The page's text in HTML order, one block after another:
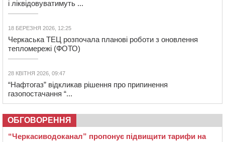
і ліквідовуватимуть ...
18 БЕРЕЗНЯ 2026, 12:25
Черкаська ТЕЦ розпочала планові роботи з оновлення
тепломережі (ФОТО)
28 КВІТНЯ 2026, 09:47
“Нафтогаз” відкликав рішення про припинення
газопостачання “...
ОБГОВОРЕННЯ
“Черкасиводоканал” пропонує підвищити тарифи на